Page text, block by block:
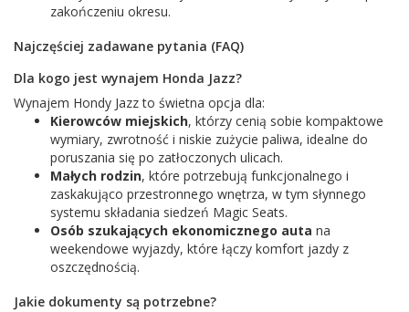
zakończeniu okresu.
Najczęściej zadawane pytania (FAQ)
Dla kogo jest wynajem Honda Jazz?
Wynajem Hondy Jazz to świetna opcja dla:
Kierowców miejskich, którzy cenią sobie kompaktowe
wymiary, zwrotność i niskie zużycie paliwa, idealne do
poruszania się po zatłoczonych ulicach.
Małych rodzin, które potrzebują funkcjonalnego i
zaskakująco przestronnego wnętrza, w tym słynnego
systemu składania siedzeń Magic Seats.
Osób szukających ekonomicznego auta na
weekendowe wyjazdy, które łączy komfort jazdy z
oszczędnością.
Jakie dokumenty są potrzebne?